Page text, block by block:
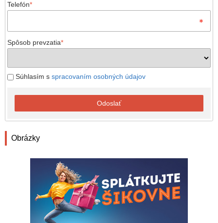
Telefón*
Spôsob prevzatia*
Súhlasím s spracovaním osobných údajov
Odoslať
Obrázky